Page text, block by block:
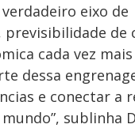
eixo de
previsibilidade de
cada vez
dessa
e conectar a
sublinha